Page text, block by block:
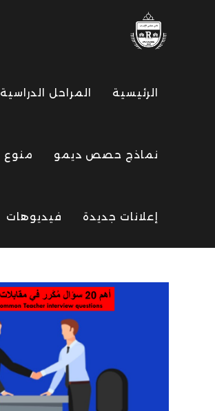
الرئيسية المراحل الدراسية
نماذج حصص ديمو منوع
إعلانات جديدة فيديوهات